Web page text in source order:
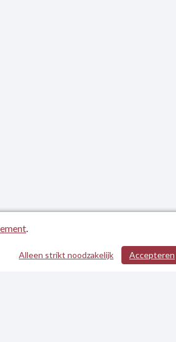
.
Accepteren
Alleen strikt noodzakelijk